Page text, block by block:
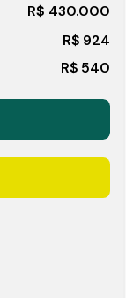
R$ 430.000
R$ 924
R$ 540